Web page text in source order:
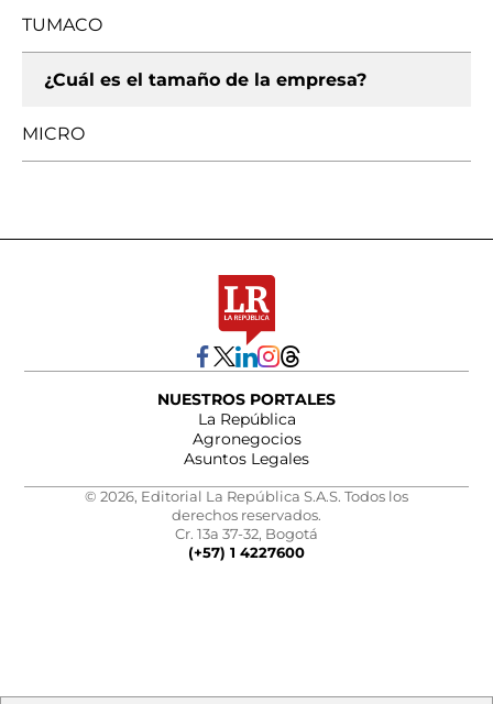
TUMACO
¿Cuál es el tamaño de la empresa?
MICRO
NUESTROS PORTALES
La República
Agronegocios
Asuntos Legales
© 2026, Editorial La República S.A.S. Todos los
derechos reservados.
Cr. 13a 37-32, Bogotá
(+57) 1 4227600